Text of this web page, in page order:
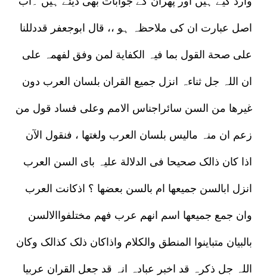
اصل عبارت ان کی ملاحظہ ہو ،، قال ابوجعفر قددللنا
علی صحة القول بما فیہ الکفایة لمن وفق لفھمہ علی
ان اللہ جل ثناءہ انزل جمیع القران بلسان العرب دون
غیرھا من السن سائراجناس الامم وعلی فساد قول من
زعم ان منہ مالیس بلسان العرب ولغتھا ، فنقول الآن
اذا کان ذالک صحیحا فی الدلالة علیہ بای السن العرب
انزل ابالسن جمیعھا ام بالسن بعضھا ؟ اذکانت العرب
وان جمع جمیعھا اسم انھم عرب فھم مختلفواالالسن
بالبیان متباینوا المنطق والکلام واذاکان ذلک کذالک وکان
اللہ جل ذکرہ قد اخبر عبادہ انہ قد جعل القران عربیا